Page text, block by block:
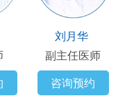
副主任医师
主任